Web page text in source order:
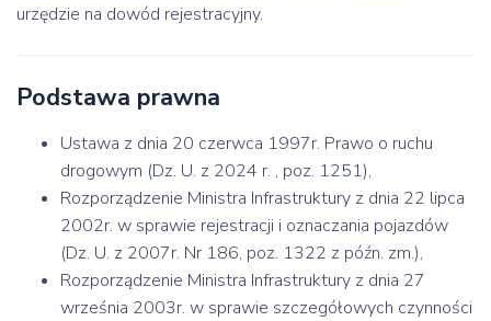
urzędzie na dowód rejestracyjny.
Podstawa prawna
Ustawa z dnia 20 czerwca 1997r. Prawo o ruchu
drogowym (Dz. U. z 2024 r. , poz. 1251),
Rozporządzenie Ministra Infrastruktury z dnia 22 lipca
2002r. w sprawie rejestracji i oznaczania pojazdów
(Dz. U. z 2007r. Nr 186, poz. 1322 z późn. zm.),
Rozporządzenie Ministra Infrastruktury z dnia 27
września 2003r. w sprawie szczegółowych czynności